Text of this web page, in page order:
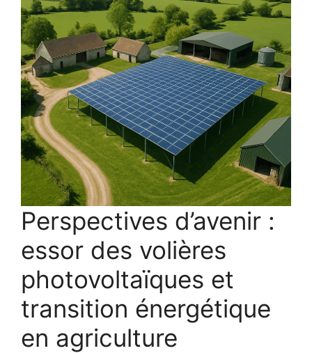
Perspectives d’avenir :
essor des volières
photovoltaïques et
transition énergétique
en agriculture